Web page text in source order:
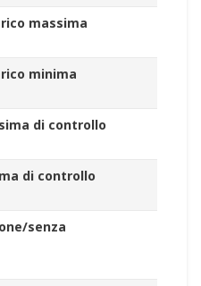
massima
minima
di controllo
di controllo
senza